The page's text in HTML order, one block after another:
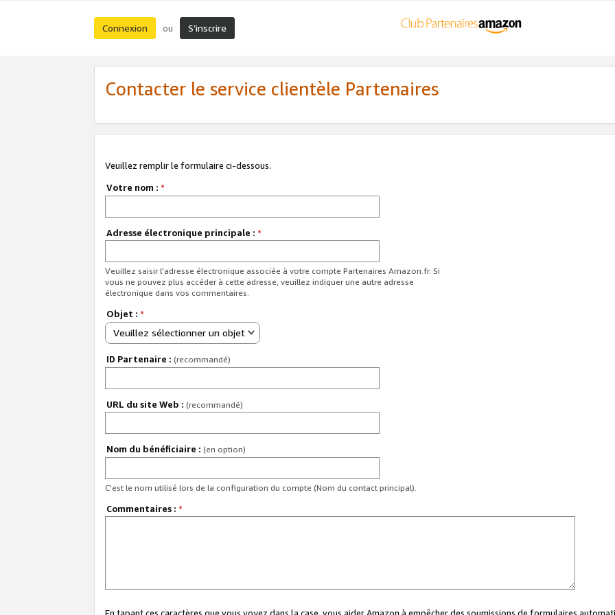
Connexion ou S’inscrire
Contacter le service clientèle Partenaires
Veuillez remplir le formulaire ci-dessous.
Votre nom : *
Adresse électronique principale : *
Veuillez saisir l'adresse électronique associée à votre compte Partenaires Amazon.fr. Si
vous ne pouvez plus accéder à cette adresse, veuillez indiquer une autre adresse
électronique dans vos commentaires.
Objet : *
Veuillez sélectionner un objet
ID Partenaire : (recommandé)
URL du site Web : (recommandé)
Nom du bénéficiaire : (en option)
C'est le nom utilisé lors de la configuration du compte (Nom du contact principal).
Commentaires : *